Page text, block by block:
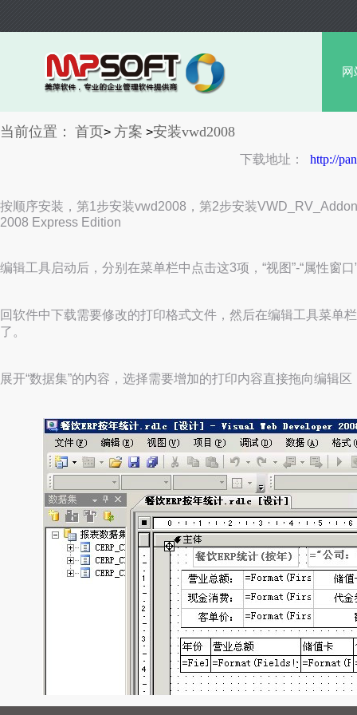
网
当前位置： 首页> 方案 >安装vwd2008
下载地址： http://
按顺序安装，第1步安装vwd2008，第2步安装
2008 Express Edition
编辑工具启动后，分别在菜单栏中点击这3项， “视图”-“属性窗口
回软件中下载需要修改的打印格式文件，然后在编辑工具菜单
了。
展开“数据集”的内容，选择需要增加的打印内容直接拖向编辑区